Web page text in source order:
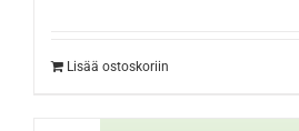
Lisää ostoskoriin